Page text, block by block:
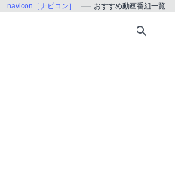
navicon［ナビコン］ おすすめ動画番組一覧